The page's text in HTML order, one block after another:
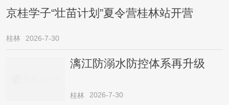
京桂学子“壮苗计划”夏令营桂林站开营
桂林 2026-7-30
漓江防溺水防控体系再升级
桂林 2026-7-30